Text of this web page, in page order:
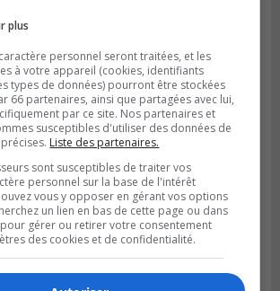
à 14h20
sa nouvelle flotte de
plus
personnel seront traitées, et les
à votre appareil (cookies, identifiants
types de données) pourront être stockées
66 partenaires, ainsi que partagées avec lui,
par ce site. Nos partenaires et
susceptibles d'utiliser des données de
Liste des partenaires.
sont susceptibles de traiter vos
personnel sur la base de l'intérêt
vous y opposer en gérant vos options
un lien en bas de cette page ou dans
gérer ou retirer votre consentement
des cookies et de confidentialité.